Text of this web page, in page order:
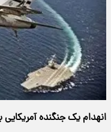
انهدام یک جنگنده